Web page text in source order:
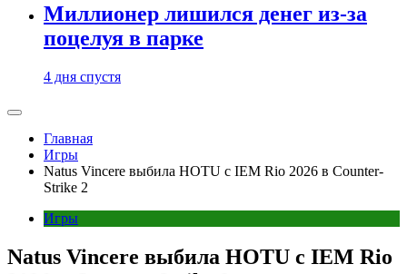
Миллионер лишился денег из-за
поцелуя в парке
4 дня спустя
Главная
Игры
Natus Vincere выбила HOTU с IEM Rio 2026 в Counter-
Strike 2
Игры
Natus Vincere выбила HOTU с IEM Rio